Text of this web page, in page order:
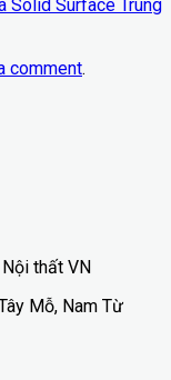
Solid Surface Trung
comment.
thất VN
Mỗ, Nam Từ